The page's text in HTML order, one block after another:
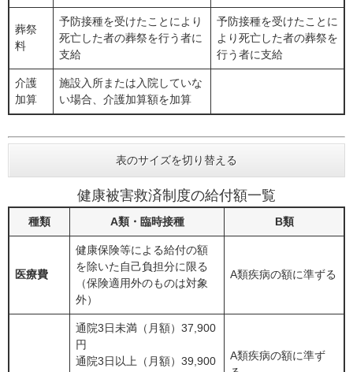
葬祭
料
予防接種を受けたことにより
死亡した者の葬祭を行う者に
支給
予防接種を受けたことに
より死亡した者の葬祭を
行う者に支給
介護
加算
施設入所または入院していな
い場合、介護加算額を加算
表のサイズを切り替える
健康被害救済制度の給付額一覧
種類 A類・臨時接種 B類
医療費
健康保険等による給付の額
を除いた自己負担分に限る
（保険適用外のものは対象
外）
A類疾病の額に準ずる
通院3日未満（月額）37,900
円
通院3日以上（月額）39,900
A類疾病の額に準ず